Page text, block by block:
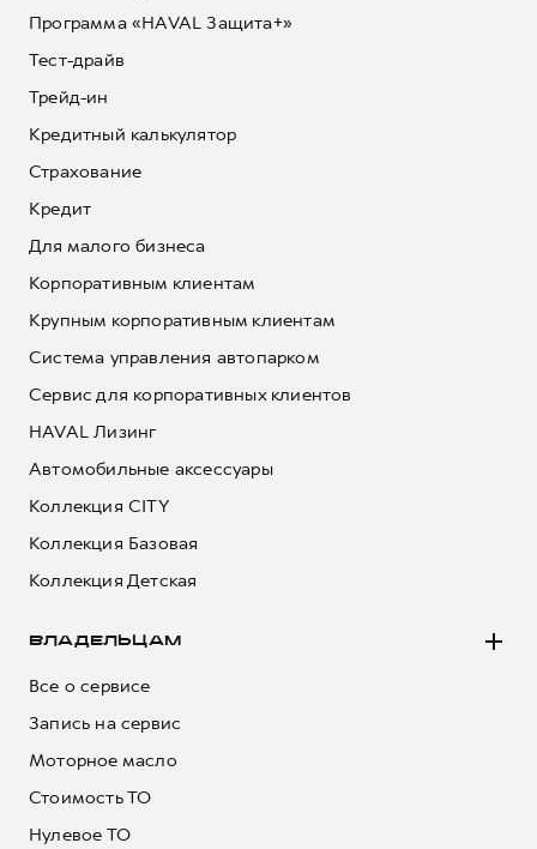
Программа «HAVAL Защита+»
Тест-драйв
Трейд-ин
Кредитный калькулятор
Страхование
Кредит
Для малого бизнеса
Корпоративным клиентам
Крупным корпоративным клиентам
Система управления автопарком
Сервис для корпоративных клиентов
HAVAL Лизинг
Автомобильные аксессуары
Коллекция CITY
Коллекция Базовая
Коллекция Детская
ВЛАДЕЛЬЦАМ
Все о сервисе
Запись на сервис
Моторное масло
Стоимость ТО
Нулевое ТО